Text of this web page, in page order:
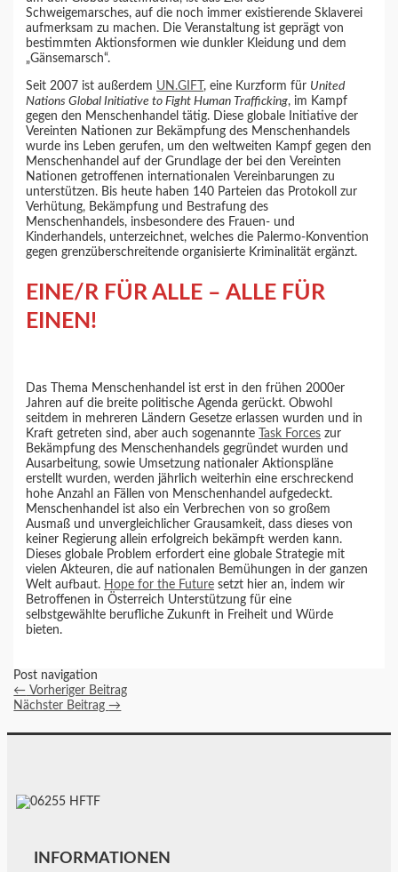
Schweigemarsches, auf die noch immer existierende Sklaverei
aufmerksam zu machen. Die Veranstaltung ist geprägt von
bestimmten Aktionsformen wie dunkler Kleidung und dem
„Gänsemarsch“.
Seit 2007 ist außerdem UN.GIFT , eine Kurzform für United
Nations Global Initiative to Fight Human Trafficking, im Kampf
gegen den Menschenhandel tätig. Diese globale Initiative der
Vereinten Nationen zur Bekämpfung des Menschenhandels
wurde ins Leben gerufen, um den weltweiten Kampf gegen den
Menschenhandel auf der Grundlage der bei den Vereinten
Nationen getroffenen internationalen Vereinbarungen zu
unterstützen. Bis heute haben 140 Parteien das Protokoll zur
Verhütung, Bekämpfung und Bestrafung des
Menschenhandels, insbesondere des Frauen- und
Kinderhandels, unterzeichnet, welches die Palermo-Konvention
gegen grenzüberschreitende organisierte Kriminalität ergänzt.
EINE/R FÜR ALLE – ALLE FÜR
EINEN!
Das Thema Menschenhandel ist erst in den frühen 2000er
Jahren auf die breite politische Agenda gerückt. Obwohl
seitdem in mehreren Ländern Gesetze erlassen wurden und in
Kraft getreten sind, aber auch sogenannte
Task Forces zur
Bekämpfung des Menschenhandels gegründet wurden und
Ausarbeitung, sowie Umsetzung nationaler Aktionspläne
erstellt wurden, werden jährlich weiterhin eine erschreckend
hohe Anzahl an Fällen von Menschenhandel aufgedeckt.
Menschenhandel ist also ein Verbrechen von so großem
Ausmaß und unvergleichlicher Grausamkeit, dass dieses von
keiner Regierung allein erfolgreich bekämpft werden kann.
Dieses globale Problem erfordert eine globale Strategie mit
vielen Akteuren, die auf nationalen Bemühungen in der ganzen
Welt aufbaut. Hope for the Future setzt hier an, indem wir
Betroffenen in Österreich Unterstützung für eine
selbstgewählte berufliche Zukunft in Freiheit und Würde
bieten.
Post navigation
← Vorheriger Beitrag
Nächster Beitrag→
INFORMATIONEN